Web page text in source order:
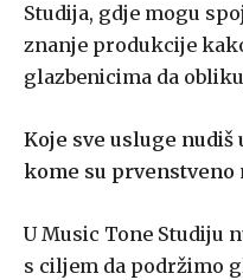
Studija, gdje mogu
znanje produkcije
glazbenicima da
Koje sve usluge nudiš
kome su prvenstveno
U Music Tone Studiju
s ciljem da podržimo